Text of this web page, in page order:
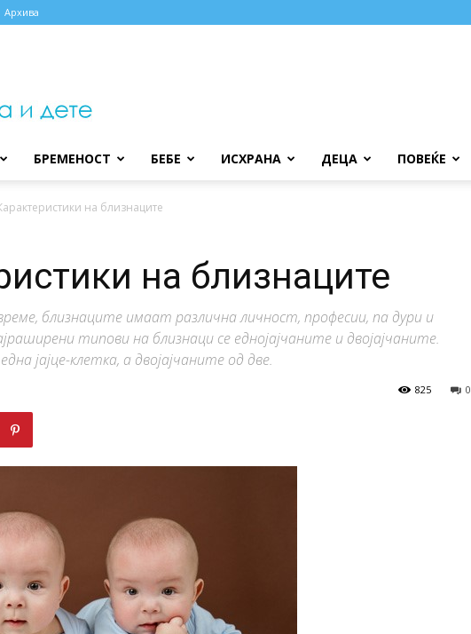
Архива
БРЕМЕНОСТ БЕБЕ ИСХРАНА ДЕЦА ПОВЕЌЕ
на близнаците
на близнаците
близнаците имаат различна личност, професии, па дури и
типови на близнаци се еднојајчаните и двојајчаните.
јајце-клетка, а двојајчаните од две.
0
825